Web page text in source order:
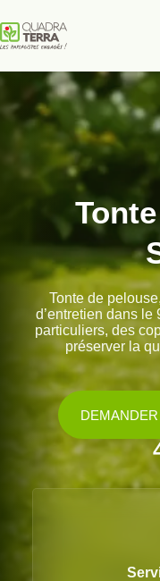
au
contenu
Tonte de
d’entretien dans
particuliers, des
préserver la